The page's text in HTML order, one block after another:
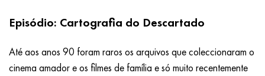
Episódio: Cartografia do Descartado
Até aos anos 90 foram raros os arquivos que coleccionaram o
cinema amador e os filmes de família e só muito recentemente